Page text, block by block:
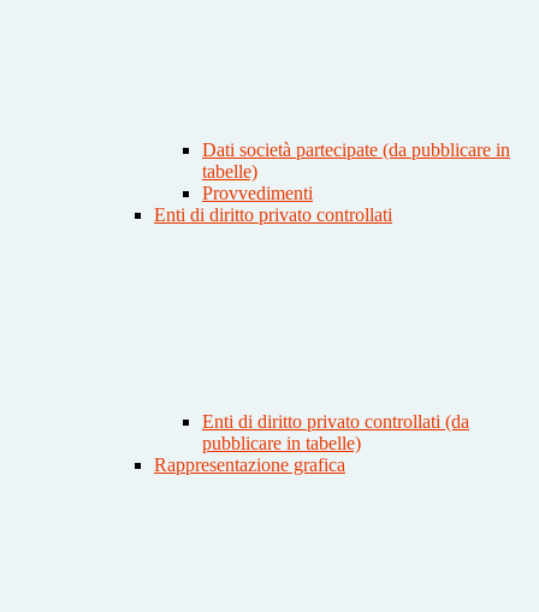
Dati società partecipate (da pubblicare in
tabelle)
Provvedimenti
Enti di diritto privato controllati
Enti di diritto privato controllati (da
pubblicare in tabelle)
Rappresentazione grafica